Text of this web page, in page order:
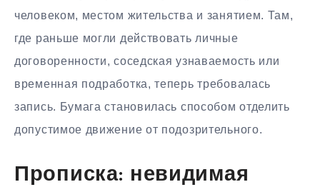
человеком, местом жительства и занятием. Там,
где раньше могли действовать личные
договоренности, соседская узнаваемость или
временная подработка, теперь требовалась
запись. Бумага становилась способом отделить
допустимое движение от подозрительного.
Прописка: невидимая